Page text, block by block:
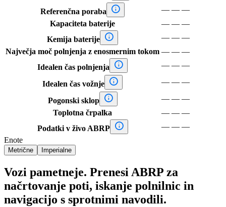
Referenčna poraba  — — —
Kapaciteta baterije
— — —
Kemija baterije  — — —
Največja moč polnjenja z enosmernim tokom — — —
Idealen čas polnjenja
 — — —
Idealen čas vožnje  — — —
Pogonski sklop  — — —
Toplotna črpalka
— — —
Podatki v živo ABRP
 — — —
Enote
Metrične Imperialne
Vozi pametneje. Prenesi ABRP za
načrtovanje poti, iskanje polnilnic in
navigacijo s sprotnimi navodili.